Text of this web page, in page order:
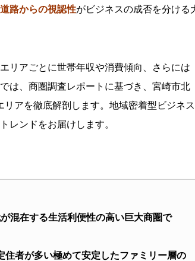
路からの視認性がビジネスの成否を分ける
リアごとに世帯年収や消費傾向、さらには
は、商圏調査レポートに基づき、宮崎市北
アを徹底解剖します。地域密着型ビジネ
レンドをお届けします。
混在する生活利便性の高い巨大商圏で
住者が多い極めて安定したファミリー層の